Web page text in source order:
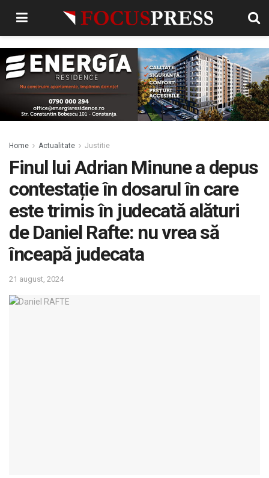
Home Actualitate Justitie
Finul lui Adrian Minune a depus
contestație în dosarul în care
este trimis în judecată alături
de Daniel Rafte: nu vrea să
înceapă judecata
21 august, 2024